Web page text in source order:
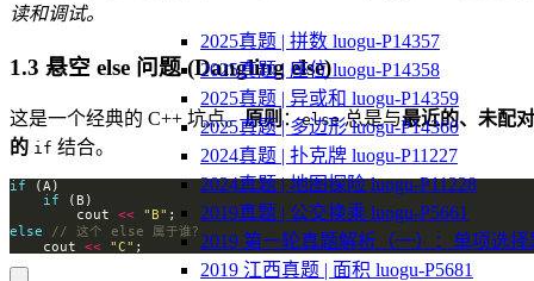
2025真题 | 拼数 luogu-P14357
2025真题 | 座位 luogu-P14358
2025真题 | 异或和 luogu-P14359
2025真题 | 多边形 luogu-P14360
2024真题 | 扑克牌 luogu-P11227
2024真题 | 地图探险 luogu-P11228
2019真题 | 公交换乘 luogu-P5661
2019 第一轮真题解析（一）：单项选择
2019 江西真题 | 面积 luogu-P5681
读和调试。
1.3 悬空 else 问题 (Dangling else)
这是一个经典的 C++ 坑点。原则：else总是与最近的、未配对
的 if 结合。
if
if
        cout
<< "B"
else
    cout
<< "C" ;